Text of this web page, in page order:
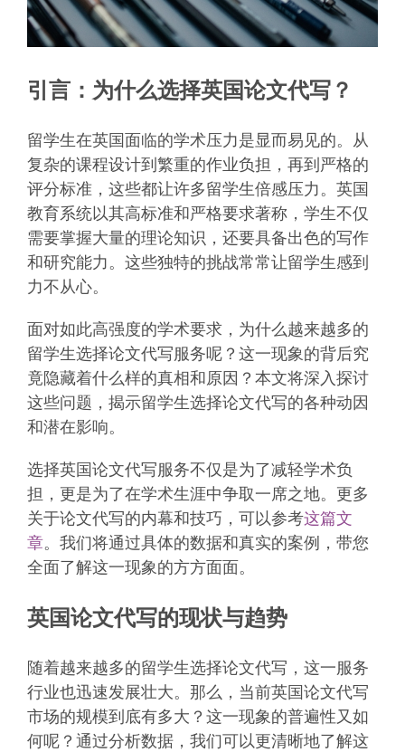
引言：为什么选择英国论文代写？
留学生在英国面临的学术压力是显而易见的。从
复杂的课程设计到繁重的作业负担，再到严格的
评分标准，这些都让许多留学生倍感压力。英国
教育系统以其高标准和严格要求著称，学生不仅
需要掌握大量的理论知识，还要具备出色的写作
和研究能力。这些独特的挑战常常让留学生感到
力不从心。
面对如此高强度的学术要求，为什么越来越多的
留学生选择论文代写服务呢？这一现象的背后究
竟隐藏着什么样的真相和原因？本文将深入探讨
这些问题，揭示留学生选择论文代写的各种动因
和潜在影响。
选择英国论文代写服务不仅是为了减轻学术负
担，更是为了在学术生涯中争取一席之地。更多
关于论文代写的内幕和技巧，可以参考这篇文
章。我们将通过具体的数据和真实的案例，带您
全面了解这一现象的方方面面。
英国论文代写的现状与趋势
随着越来越多的留学生选择论文代写，这一服务
行业也迅速发展壮大。那么，当前英国论文代写
市场的规模到底有多大？这一现象的普遍性又如
何呢？通过分析数据，我们可以更清晰地了解这